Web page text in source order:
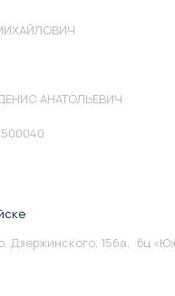
АНАТОЛЬЕВИЧ
Дзержинского, 156а, бц